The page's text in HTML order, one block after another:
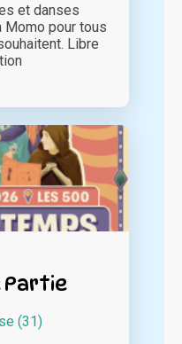
et danses
Momo pour tous
Libre
Partie
(31)